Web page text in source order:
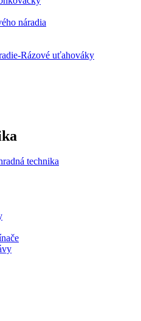
náradia
Rázové uťahováky
technika